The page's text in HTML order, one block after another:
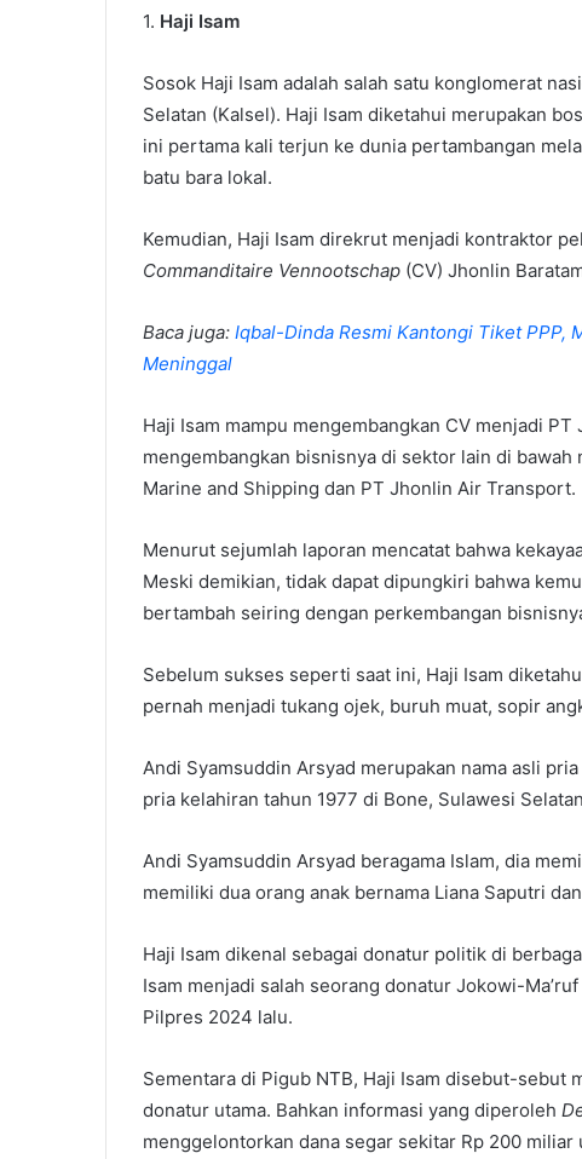
1. Haji Isam
Sosok Haji Isam adalah salah satu konglomerat
Selatan (Kalsel). Haji Isam diketahui merupakan
ini pertama kali terjun ke dunia pertambangan
batu bara lokal.
Kemudian, Haji Isam direkrut menjadi kontraktor
Commanditaire Vennootschap (CV) Jhonlin
Baca juga: Iqbal-Dinda Resmi Kantongi Tiket PPP,
Meninggal
Haji Isam mampu mengembangkan CV menjadi
mengembangkan bisnisnya di sektor lain di
Marine and Shipping dan PT Jhonlin Air Transport.
Menurut sejumlah laporan mencatat bahwa
Meski demikian, tidak dapat dipungkiri bahwa
bertambah seiring dengan perkembangan
Sebelum sukses seperti saat ini, Haji Isam
pernah menjadi tukang ojek, buruh muat, sopir
Andi Syamsuddin Arsyad merupakan nama asli
pria kelahiran tahun 1977 di Bone, Sulawesi
Andi Syamsuddin Arsyad beragama Islam, dia
memiliki dua orang anak bernama Liana Saputri
Haji Isam dikenal sebagai donatur politik di
Isam menjadi salah seorang donatur Jokowi-
Pilpres 2024 lalu.
Sementara di Pigub NTB, Haji Isam disebut-sebut
donatur utama. Bahkan informasi yang diperoleh
menggelontorkan dana segar sekitar Rp 200